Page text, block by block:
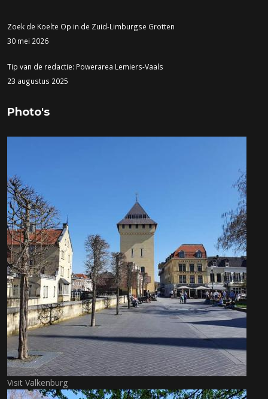
Zoek de Koelte Op in de Zuid-Limburgse Grotten
30 mei 2026
Tip van de redactie: Powerarea Lemiers-Vaals
23 augustus 2025
Photo's
Visit Valkenburg